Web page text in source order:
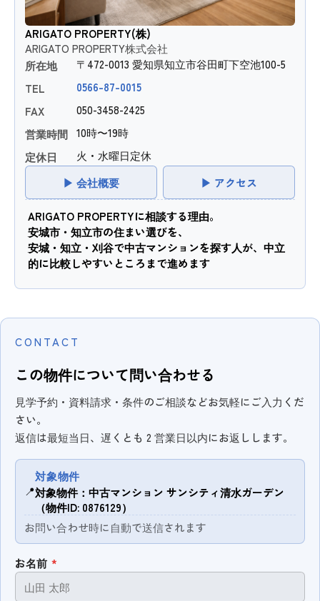
ARIGATO PROPERTY(株)
ARIGATO PROPERTY株式会社
所在地
〒472-0013 愛知県知立市谷田町下空池100-5
TEL
0566-87-0015
FAX
050-3458-2425
営業時間 10時〜19時
定休日
火・水曜日定休
▶ 会社概要
▶ アクセス
ARIGATO PROPERTYに相談する理由。
安城市・知立市の住まい選びを、
安城・知立・刈谷で中古マンションを探す人が、中立
的に比較しやすいところまで進めます
CONTACT
この物件について問い合わせる
見学予約・資料請求・条件のご相談などお気軽にご入力くだ
さい。
返信は最短当日、遅くとも 2 営業日以内にお返しします。
📍
対象物件
対象物件：中古マンション サンシティ清水ガーデン
（物件ID: 0876129）
お問い合わせ時に自動で送信されます
お名前 *